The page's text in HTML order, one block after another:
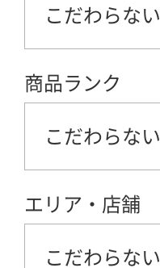
こだわらない
商品ランク
こだわらない
エリア・店舗
こだわらない